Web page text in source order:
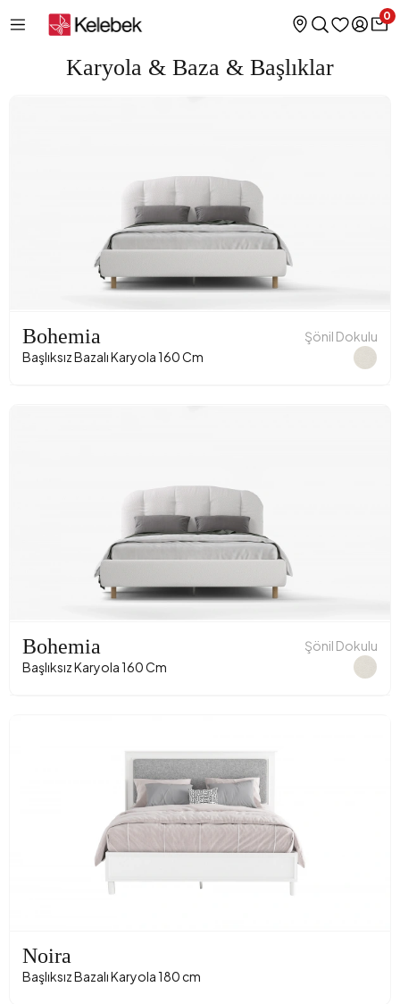
0
Karyola & Baza & Başlıklar
Bohemia
Başlıksız Bazalı Karyola 160 Cm
Şönil Dokulu
Bohemia
Başlıksız Karyola 160 Cm
Şönil Dokulu
Noira
Başlıksız Bazalı Karyola 180 cm